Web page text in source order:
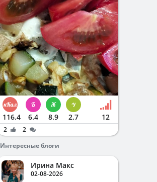
116.4 6.4 8.9 2.7 12
2
2
Интересные блоги
Ирина Макс
02-08-2026